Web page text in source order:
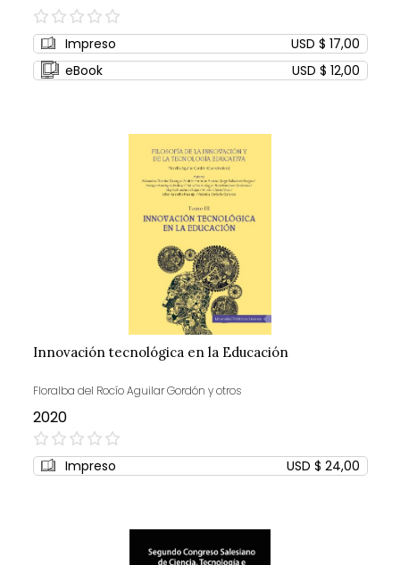
0%
Impreso
USD $ 17,00
eBook
USD $ 12,00
Innovación tecnológica en la Educación
Floralba del Rocío Aguilar Gordón y otros
2020
0%
Impreso USD $ 24,00